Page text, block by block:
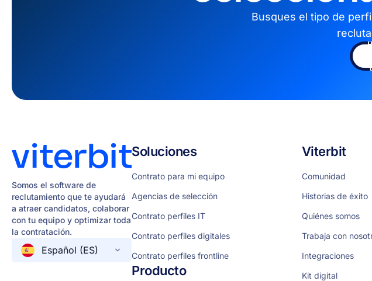
Busques el tipo de
Somos el software de
reclutamiento que te ayudará
a atraer candidatos, colaborar
con tu equipo y optimizar toda
la contratación.
Español (ES)
Soluciones
Contrato para mi equipo
Agencias de selección
Contrato perfiles IT
Contrato perfiles digitales
Contrato perfiles frontline
Producto
Viterbit
Comunidad
Historias de éxito
Quiénes somos
Trabaja con
Integraciones
Kit digital